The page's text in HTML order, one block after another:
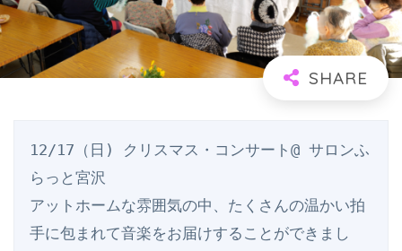
12/17（日) クリスマス・コンサート@ サロンふ
らっと宮沢
アットホームな雰囲気の中、たくさんの温かい拍
手に包まれて音楽をお届けすることができまし